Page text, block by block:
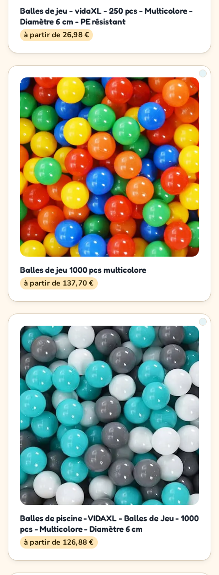
Balles de jeu - vidaXL - 250 pcs - Multicolore -
Diamètre 6 cm - PE résistant
à partir de 26,98 €
Balles de jeu 1000 pcs multicolore
à partir de 137,70 €
Balles de piscine - VIDAXL - Balles de Jeu - 1000
pcs - Multicolore - Diamètre 6 cm
à partir de 126,88 €